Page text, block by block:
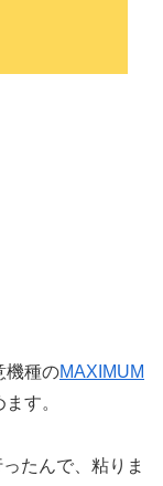
機種のMAXIMUM
す。
たんで、粘りま